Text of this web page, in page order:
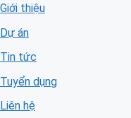
Giới thiệu
Dự án
Tin tức
Tuyển dụng
Liên hệ